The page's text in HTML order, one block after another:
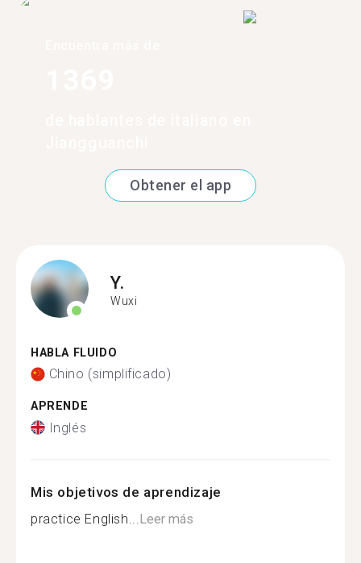
Obtener el app
Y.
Wuxi
HABLA FLUIDO
Chino (simplificado)
APRENDE
Inglés
Mis objetivos de aprendizaje
practice English... Leer más